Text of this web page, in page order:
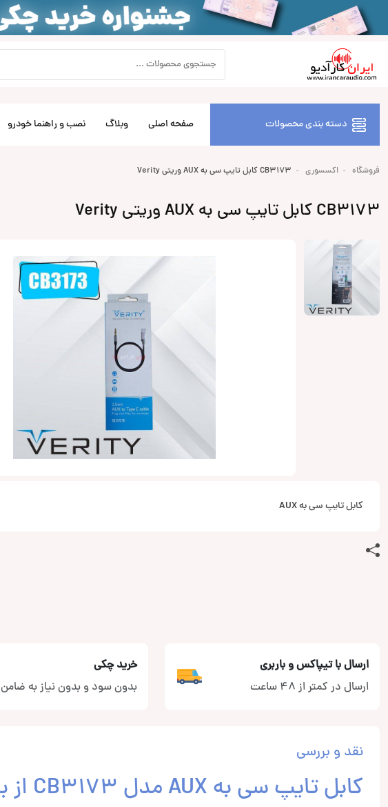
دسته بندی محصولات صفحه اصلی وبلاگ نصب و راهنما خودرو
فروشگاه اکسسوری CB3173 کابل تایپ سی به AUX وریتی Verity
CB3173 کابل تایپ سی به AUX وریتی Verity
کابل تایپ سی به AUX
ارسال با تیپاکس و باربری
ارسال در کمتر از 48 ساعت
خرید چکی
بدون سود و بدون نیاز به ضامن
نقد و بررسی
کابل تایپ سی به AUX مدل CB3173 از برند وریتی